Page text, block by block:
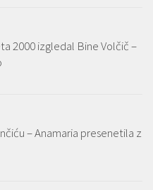
2000 izgledal Bine Volčič –
– Anamaria presenetila z